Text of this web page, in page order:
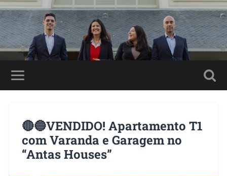
🔴🔵VENDIDO! Apartamento T1
com Varanda e Garagem no
“Antas Houses”